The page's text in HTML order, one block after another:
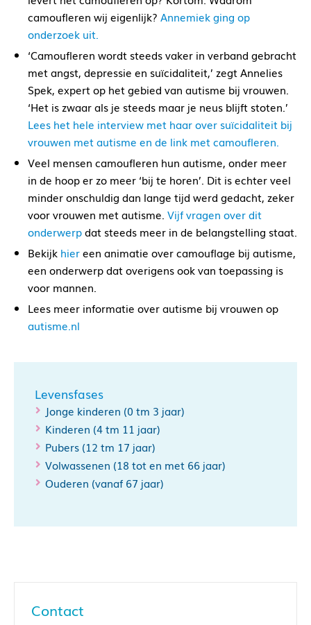
camoufleren wij eigenlijk? Annemiek ging op
onderzoek uit.
‘Camoufleren wordt steeds vaker in verband gebracht
met angst, depressie en suïcidaliteit,’ zegt Annelies
Spek, expert op het gebied van autisme bij vrouwen.
‘Het is zwaar als je steeds maar je neus blijft stoten.’
Lees het hele interview met haar over suïcidaliteit bij
vrouwen met autisme en de link met camoufleren.
Veel mensen camoufleren hun autisme, onder meer
in de hoop er zo meer ‘bij te horen’. Dit is echter veel
minder onschuldig dan lange tijd werd gedacht, zeker
voor vrouwen met autisme. Vijf vragen over dit
onderwerpdat steeds meer in de belangstelling staat.
Bekijk hiereen animatie over camouflage bij autisme,
een onderwerp dat overigens ook van toepassing is
voor mannen.
Lees meer informatie over autisme bij vrouwen op
autisme.nl
Levensfases
Jonge kinderen (0 tm 3 jaar)
Kinderen (4 tm 11 jaar)
Pubers (12 tm 17 jaar)
Volwassenen (18 tot en met 66 jaar)
Ouderen (vanaf 67 jaar)
Contact